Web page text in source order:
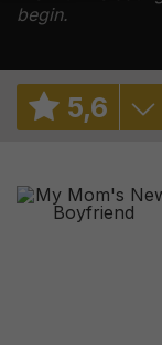
begin.
5,6